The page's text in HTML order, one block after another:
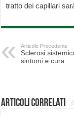
tratto dei capillari
Articolo Precedente
Sclerosi
sintomi e cura
Articoli correlati